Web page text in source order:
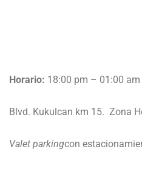
Horario: 18:00 pm – 01:00 am
Blvd. Kukulcan km 15. Zona
Valet parkingcon